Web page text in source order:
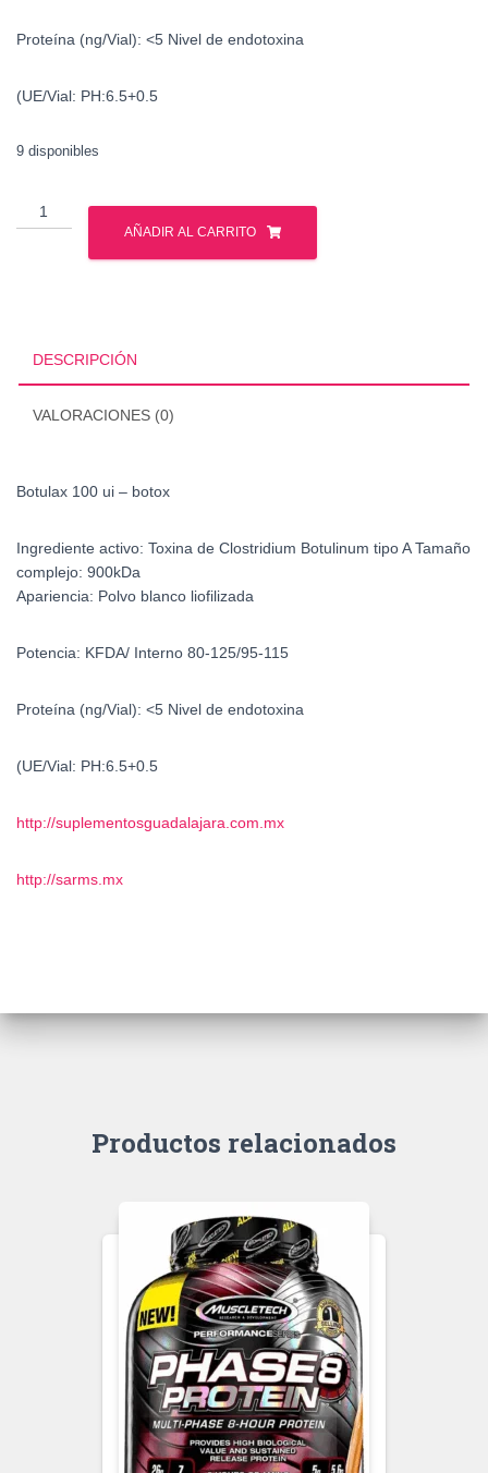
Proteína (ng/Vial): <5 Nivel de endotoxina
(UE/Vial: PH:6.5+0.5
9 disponibles
Botulax
100
AÑADIR AL CARRITO
DESCRIPCIÓN
VALORACIONES (0)
Botulax 100 ui – botox
Ingrediente activo: Toxina de Clostridium Botulinum tipo ATamaño
complejo: 900kDa
Apariencia: Polvo blanco liofilizada
Potencia: KFDA/ Interno 80-125/95-115
Proteína (ng/Vial): <5 Nivel de endotoxina
(UE/Vial: PH:6.5+0.5
http://suplementosguadalajara.com.mx
http://sarms.mx
Productos relacionados